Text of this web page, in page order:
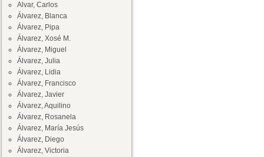
Alvar, Carlos
Álvarez, Blanca
Álvarez, Pipa
Álvarez, Xosé M.
Álvarez, Miguel
Álvarez, Julia
Álvarez, Lidia
Álvarez, Francisco
Álvarez, Javier
Álvarez, Aquilino
Álvarez, Rosanela
Álvarez, María Jesús
Álvarez, Diego
Álvarez, Victoria